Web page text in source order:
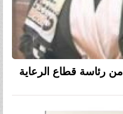
رئاسة قطاع الرعاية